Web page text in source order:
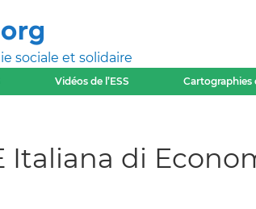
sociale et solidaire
Vidéos de l’ESS Cartographies
Italiana di